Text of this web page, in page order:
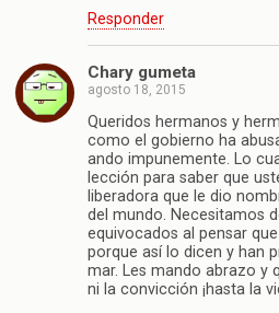
Responder
Chary gumeta
agosto 18, 2015
Queridos hermanos y
como el gobierno ha
ando impunemente. Lo
lección para saber que
liberadora que le dio
del mundo. Necesitamos
equivocados al pensar
porque así lo dicen y han
mar. Les mando abrazo y
ni la convicción ¡hasta la